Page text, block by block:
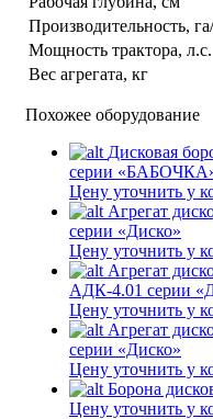
Производительность,
Мощность трактора, л.с.
Вес агрегата, кг
Похожее оборудование
Дисковая
серии
Цену уточнить у
Агрегат
серии «Диско»
Цену уточнить у
Агрегат
АДК-4.01 серии
Цену уточнить у
Агрегат
серии «Диско»
Цену уточнить у
Борона
Цену уточнить у